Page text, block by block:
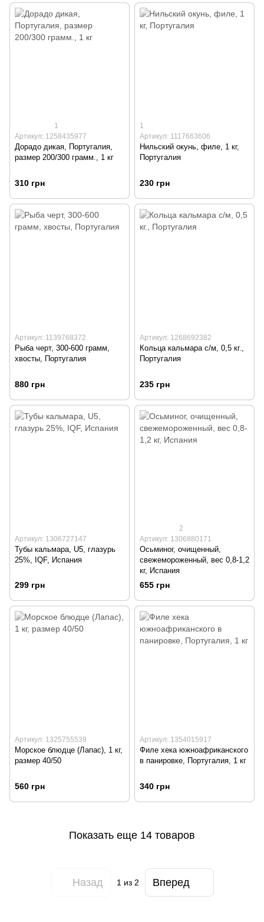
1
Артикул: 1258435977
Дорадо дикая, Португалия,
размер 200/300 грамм., 1 кг
310 грн
1
Артикул: 1117663606
Нильский окунь, филе, 1 кг,
Португалия
230 грн
Артикул: 1139768372
Рыба черт, 300-600 грамм,
хвосты, Португалия
880 грн
Артикул: 1268692382
Кольца кальмара с/м, 0,5 кг.,
Португалия
235 грн
Артикул: 1306727147
Тубы кальмара, U5, глазурь
25%, IQF, Испания
299 грн
2
Артикул: 1306880171
Осьминог, очищенный,
свежемороженный, вес 0,8-1,2
кг, Испания
655 грн
Артикул: 1325755539
Морское блюдце (Лапас), 1 кг,
размер 40/50
560 грн
Артикул: 1354015917
Филе хека южноафриканского
в панировке, Португалия, 1 кг
340 грн
Показать еще 14 товаров
Назад 1 из 2 Вперед